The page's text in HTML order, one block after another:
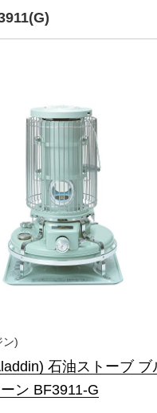
ン)
石油ストーブ ブ
ン BF3911-G